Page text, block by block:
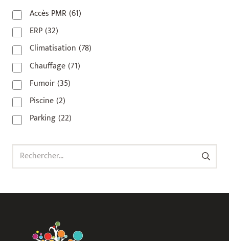
93
(1)
93 420(1)
93100(1)
93200
93500 (1)
Accès PMR (61)
ERP(32)
Climatisation (78)
Chauffage(71)
Fumoir(35)
Piscine(2)
Parking(22)
Rechercher :